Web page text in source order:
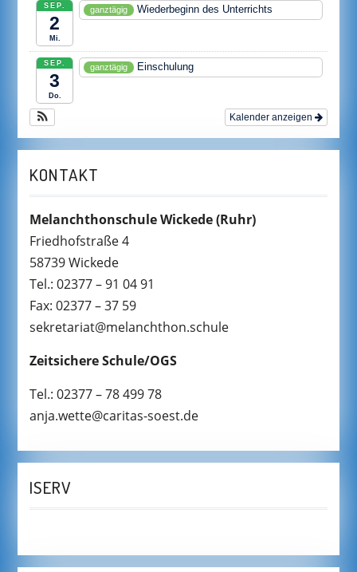
SEP.
2
Mi.
ganztägig Wiederbeginn des Unterrichts
SEP.
3
Do.
ganztägig Einschulung
Kalender anzeigen
KONTAKT
Melanchthonschule Wickede(Ruhr)
Friedhofstraße 4
58739 Wickede
Tel.: 02377 – 91 04 91
Fax: 02377 – 37 59
sekretariat@melanchthon.schule
Zeitsichere Schule/OGS
Tel.: 02377 – 78 499 78
anja.wette@caritas-soest.de
ISERV